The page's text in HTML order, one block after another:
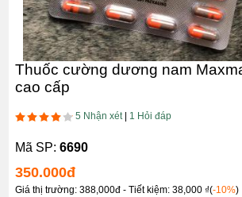
Thuốc cường dương nam
cao cấp
5 Nhận xét 1 Hỏi đáp
Mã SP:6690
350.000đ
Giá thị trường: 388,000đ - Tiết kiệm: 38,000 ₫(-10%)